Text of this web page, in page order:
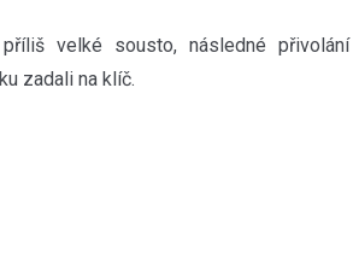
velké sousto, následné přivolání
zadali na klíč.